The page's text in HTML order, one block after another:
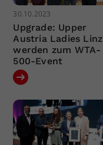
30.10.2023
Upgrade: Upper
Austria Ladies Linz
werden zum WTA-
500-Event